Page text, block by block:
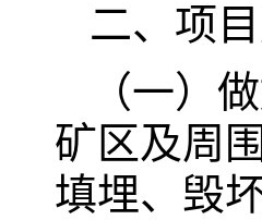
二、项
（一）
矿区及周
填埋、毁